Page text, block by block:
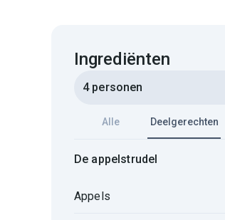
Ingrediënten
4 personen
Alle Deelgerechten
De appelstrudel
Appels